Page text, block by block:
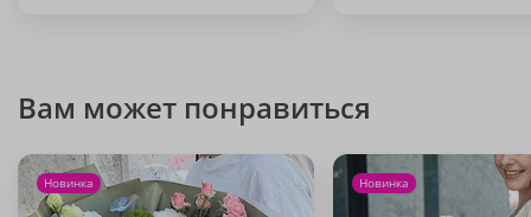
Вам может понравиться
Новинка Новинка